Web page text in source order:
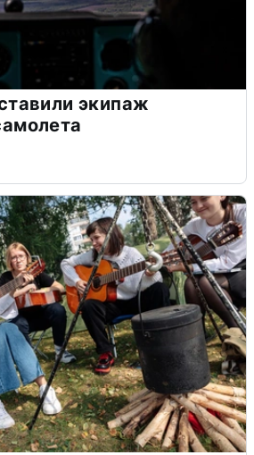
экипаж